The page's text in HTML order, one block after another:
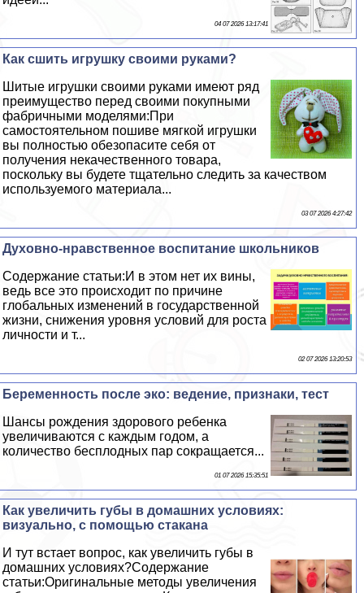
04 07 2026 13:17:41
Как сшить игрушку своими руками?
Шитые игрушки своими руками имеют ряд
преимущество перед своими покупными
фабричными моделями:При
самостоятельном пошиве мягкой игрушки
вы полностью обезопасите себя от
получения некачественного товара,
поскольку вы будете тщательно следить за качеством
используемого материала...
03 07 2026 4:27:42
Духовно-нравственное воспитание школьников
Содержание статьи:И в этом нет их вины,
ведь все это происходит по причине
глобальных изменений в государственной
жизни, снижения уровня условий для роста
личности и т...
02 07 2026 13:20:53
Беременность после эко: ведение, признаки, тест
Шансы рождения здорового ребенка
увеличиваются с каждым годом, а
количество бесплодных пар сокращается...
01 07 2026 15:35:51
Как увеличить губы в домашних условиях:
визуально, с помощью стакана
И тут встает вопрос, как увеличить губы в
домашних условиях?Содержание
статьи:Оригинальные методы увеличения